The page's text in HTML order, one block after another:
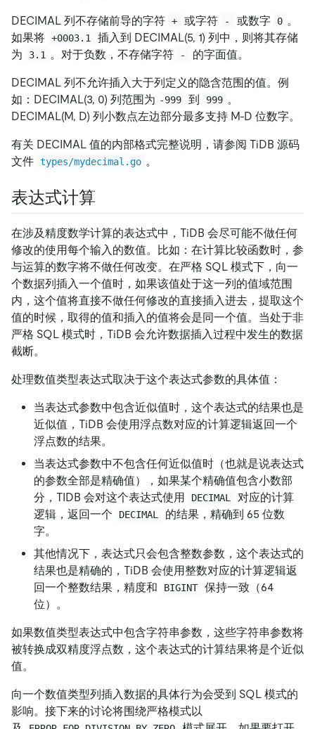
DECIMAL 列不存储前导的字符 + 或字符 - 或数字 0 。
如果将 +0003.1
插入到 DECIMAL(5, 1) 列中，则将其存储
为
3.1 。对于负数，不存储字符 - 的字面值。
DECIMAL 列不允许插入大于列定义的隐含范围的值。例
如：DECIMAL(3, 0) 列范围为 -999 到 999 。
DECIMAL(M, D) 列小数点左边部分最多支持 M-D 位数字。
有关 DECIMAL 值的内部格式完整说明，请参阅 TiDB 源码
文件 types/mydecimal.go 。
表达式计算
在涉及精度数学计算的表达式中，TiDB 会尽可能不做任何
修改的使用每个输入的数值。比如：在计算比较函数时，参
与运算的数字将不做任何改变。在严格 SQL 模式下，向一
个数据列插入一个值时，如果该值处于这一列的值域范围
内，这个值将直接不做任何修改的直接插入进去，提取这个
值的时候，取得的值和插入的值将会是同一个值。当处于非
严格 SQL 模式时，TiDB 会允许数据插入过程中发生的数据
截断。
处理数值类型表达式取决于这个表达式参数的具体值：
当表达式参数中包含近似值时，这个表达式的结果也是
近似值，TiDB 会使用浮点数对应的计算逻辑返回一个
浮点数的结果。
当表达式参数中不包含任何近似值时（也就是说表达式
的参数全部是精确值），如果某个精确值包含小数部
分，TIDB 会对这个表达式使用
DECIMAL
对应的计算
逻辑，返回一个
DECIMAL
的结果，精确到 65 位数
字。
其他情况下，表达式只会包含整数参数，这个表达式的
结果也是精确的，TiDB 会使用整数对应的计算逻辑返
回一个整数结果，精度和
BIGINT 保持一致（64
位）。
如果数值类型表达式中包含字符串参数，这些字符串参数将
被转换成双精度浮点数，这个表达式的计算结果将是个近似
值。
向一个数值类型列插入数据的具体行为会受到 SQL 模式的
影响。接下来的讨论将围绕严格模式以